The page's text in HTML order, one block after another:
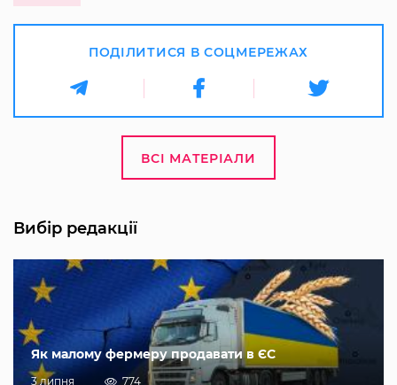
ПОДІЛИТИСЯ В СОЦМЕРЕЖАХ
ВСІ МАТЕРІАЛИ
Вибір редакції
Як малому фермеру продавати в ЄС
3 липня 774